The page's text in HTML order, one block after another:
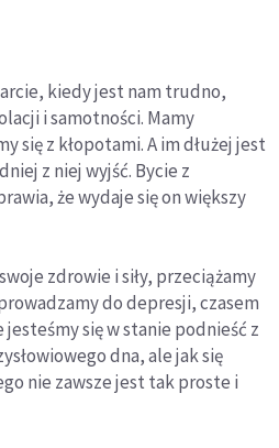
kiedy jest nam trudno,
i samotności. Mamy
się z kłopotami. A im dłużej jest
z niej wyjść. Bycie z
że wydaje się on większy
zdrowie i siły, przeciążamy
do depresji, czasem
się w stanie podnieść z
dna, ale jak się
nie zawsze jest tak proste i